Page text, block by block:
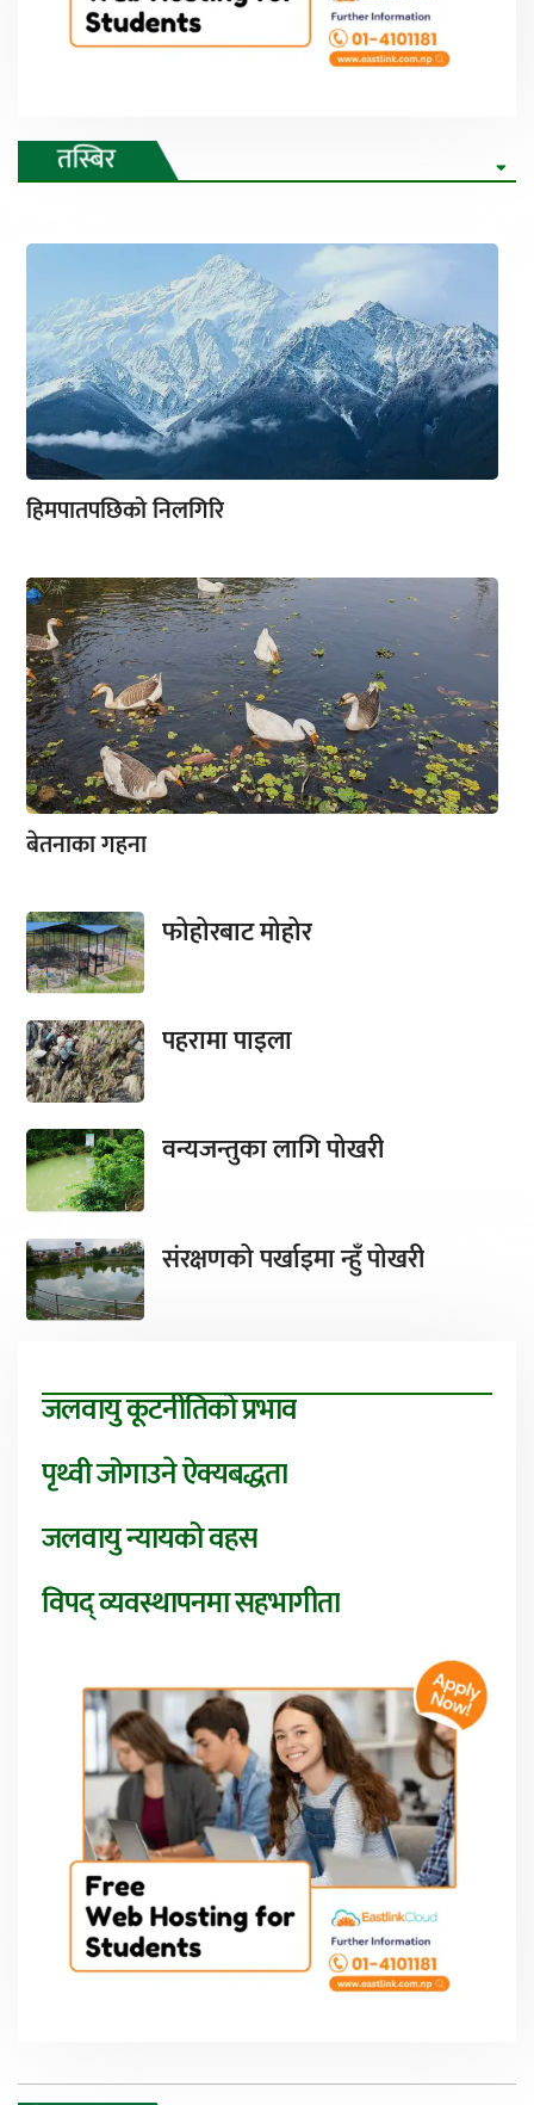
हिमपातपछिको निलगिरि
बेतनाका गहना
फोहोरबाट मोहोर
पहरामा पाइला
वन्यजन्तुका लागि पोखरी
संरक्षणको पर्खाइमा न्हुँ पोखरी
जलवायु कूटनीतिको प्रभाव
पृथ्वी जोगाउने ऐक्यबद्धता
जलवायु न्यायको वहस
विपद् व्यवस्थापनमा सहभागीता